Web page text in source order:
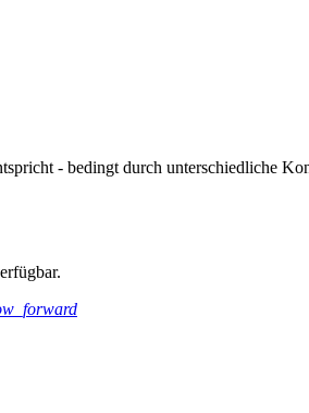
- bedingt durch unterschiedliche